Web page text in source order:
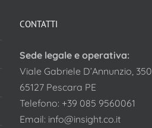
CONTATTI
Sede legale e operativa:
Viale Gabriele D’Annunzio, 350
65127 Pescara PE
Telefono: +39 085 9560061
Email: info@insight.co.it